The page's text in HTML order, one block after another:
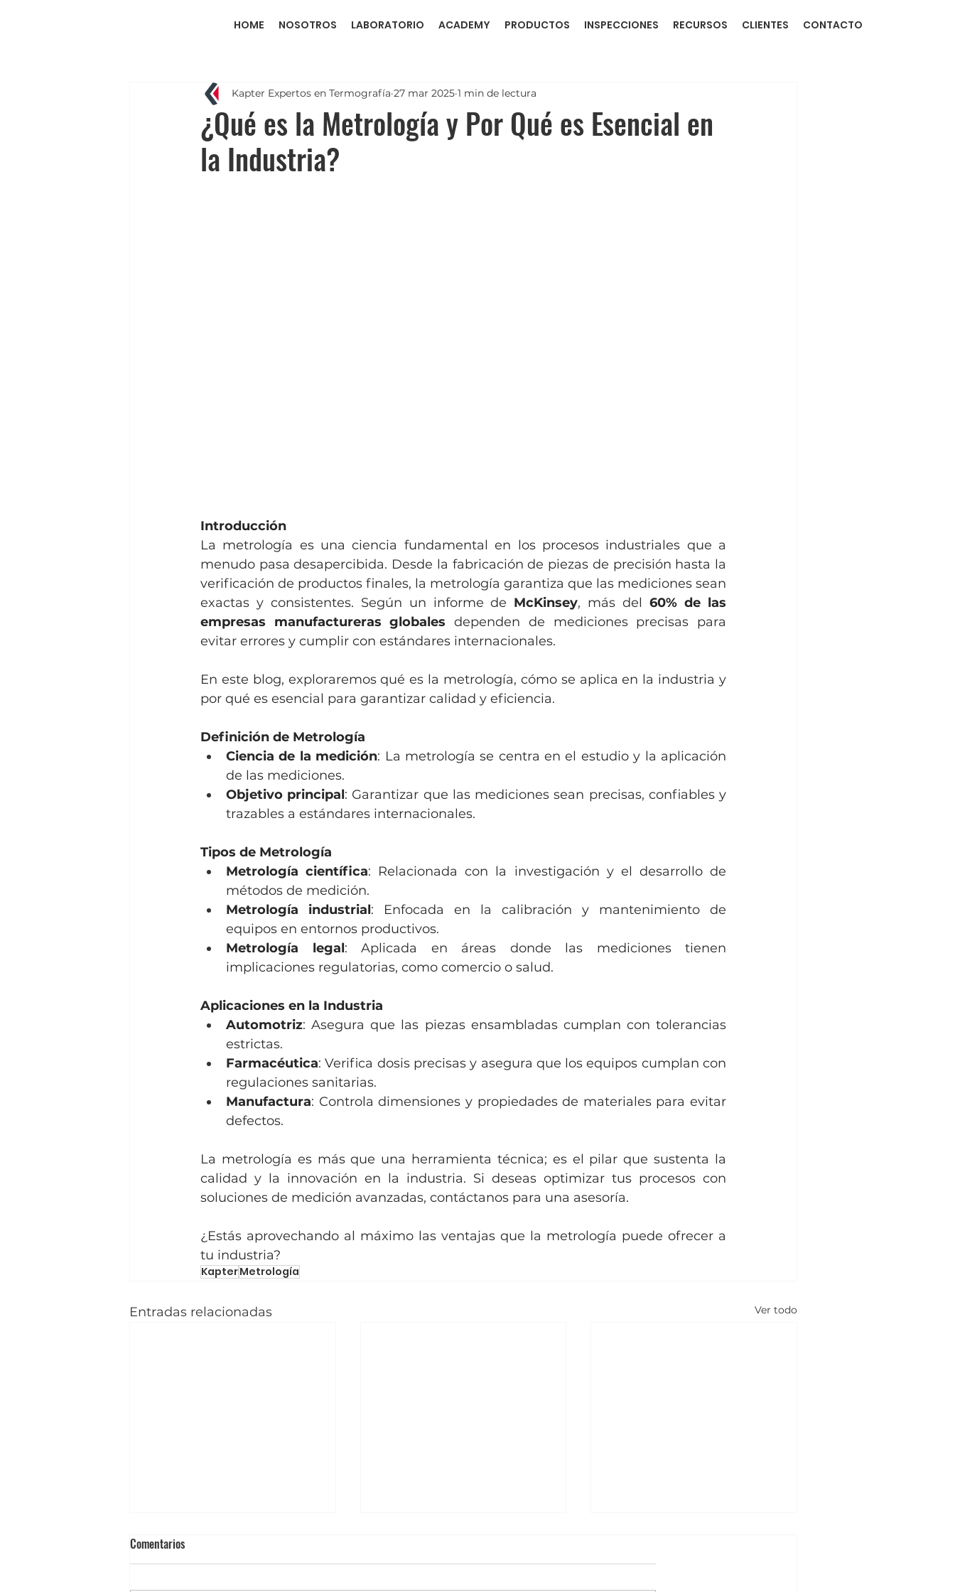
HOME NOSOTROS LABORATORIO ACADEMY PRODUCTOS INSPECCIONES RECURSOS CLIENTES CONTACTO
¿Qué es la Metrología y Por Qué es Esencial en
la Industria?
Kapter Expertos en Termografía 27 mar 2025 1 min de lectura
Introducción
La metrología es una ciencia fundamental en los procesos industriales que a
menudo pasa desapercibida. Desde la fabricación de piezas de precisión hasta la
verificación de productos finales, la metrología garantiza que las mediciones sean
exactas y consistentes. Según un informe de McKinsey, más del 60% de las
empresas manufactureras globales dependen de mediciones precisas para
evitar errores y cumplir con estándares internacionales.
En este blog, exploraremos qué es la metrología, cómo se aplica en la industria y
por qué es esencial para garantizar calidad y eficiencia.
Definición de Metrología
Ciencia de la medición: La metrología se centra en el estudio y la aplicación
de las mediciones.
Objetivo principal: Garantizar que las mediciones sean precisas, confiables y
trazables a estándares internacionales.
Tipos de Metrología
Metrología científica: Relacionada con la investigación y el desarrollo de
métodos de medición.
Metrología industrial: Enfocada en la calibración y mantenimiento de
equipos en entornos productivos.
Metrología legal: Aplicada en áreas donde las mediciones tienen
implicaciones regulatorias, como comercio o salud.
Aplicaciones en la Industria
Automotriz: Asegura que las piezas ensambladas cumplan con tolerancias
estrictas.
Farmacéutica: Verifica dosis precisas y asegura que los equipos cumplan con
regulaciones sanitarias.
Manufactura: Controla dimensiones y propiedades de materiales para evitar
defectos.
La metrología es más que una herramienta técnica; es el pilar que sustenta la
calidad y la innovación en la industria. Si deseas optimizar tus procesos con
soluciones de medición avanzadas, contáctanos para una asesoría.
¿Estás aprovechando al máximo las ventajas que la metrología puede ofrecer a
tu industria?
KapterMetrología
Entradas relacionadas Ver todo
Certificación en Termografía: Qué
Comentarios